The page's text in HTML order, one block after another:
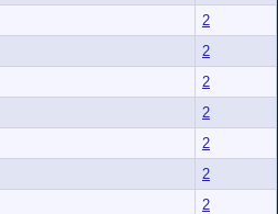
2
2
2
2
2
2
2